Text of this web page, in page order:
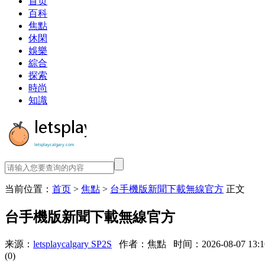
百科
焦點
休閑
娛樂
綜合
探索
時尚
知識
当前位置： 首页 > 焦點 > 台手機版新聞下載無線官方 正文
台手機版新聞下載無線官方
来源： letsplaycalgary SP2S 作者：焦點
时间：2026-08-07
(0)